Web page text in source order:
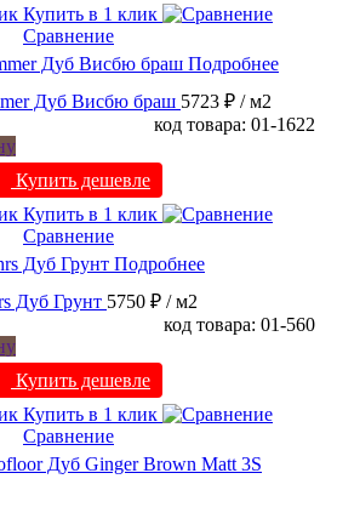
Купить в 1 клик
Сравнение
Подробнее
Дуб Висбю браш 5723 ₽ / м2
код товара: 01-1622
Купить дешевле
Купить в 1 клик
Сравнение
Подробнее
Дуб Грунт 5750 ₽ / м2
код товара: 01-560
Купить дешевле
Купить в 1 клик
Сравнение